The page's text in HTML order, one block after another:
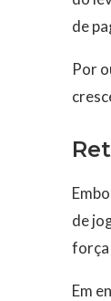
de
Por
de
força
Em